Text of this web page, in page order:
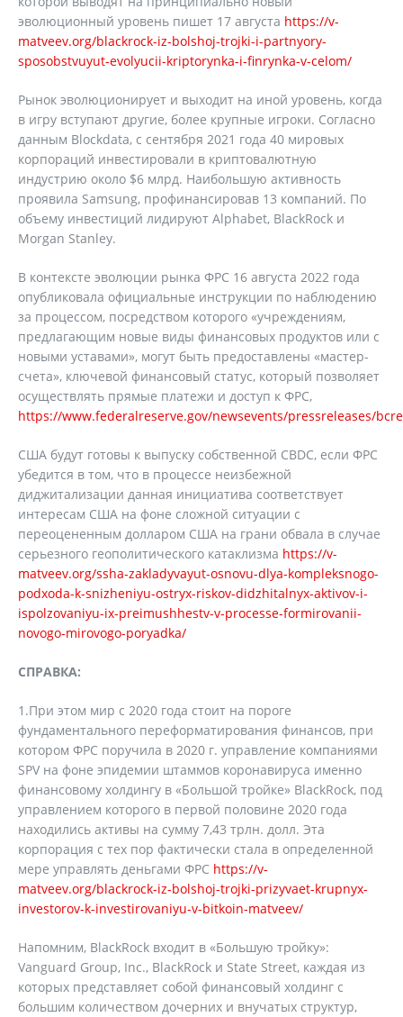
эволюционный уровень пишет 17 августа https://v-
matveev.org/blackrock-iz-bolshoj-trojki-i-partnyory-
sposobstvuyut-evolyucii-kriptorynka-i-finrynka-v-celom/
Рынок эволюционирует и выходит на иной уровень, когда
в игру вступают другие, более крупные игроки. Согласно
данным Blockdata, с сентября 2021 года 40 мировых
корпораций инвестировали в криптовалютную
индустрию около $6 млрд. Наибольшую активность
проявила Samsung, профинансировав 13 компаний. По
объему инвестиций лидируют Alphabet, BlackRock и
Morgan Stanley.
В контексте эволюции рынка ФРС 16 августа 2022 года
опубликовала официальные инструкции по наблюдению
за процессом, посредством которого «учреждениям,
предлагающим новые виды финансовых продуктов или с
новыми уставами», могут быть предоставлены «мастер-
счета», ключевой финансовый статус, который позволяет
осуществлять прямые платежи и доступ к ФРС,
https://www.federalreserve.gov/newsevents/pressreleases/
США будут готовы к выпуску собственной CBDC, если ФРС
убедится в том, что в процессе неизбежной
диджитализации данная инициатива соответствует
интересам США на фоне сложной ситуации с
переоцененным долларом США на грани обвала в случае
серьезного геополитического катаклизма https://v-
matveev.org/ssha-zakladyvayut-osnovu-dlya-kompleksnogo-
podxoda-k-snizheniyu-ostryx-riskov-didzhitalnyx-aktivov-i-
ispolzovaniyu-ix-preimushhestv-v-processe-formirovanii-
novogo-mirovogo-poryadka/
СПРАВКА:
1.При этом мир с 2020 года стоит на пороге
фундаментального переформатирования финансов, при
котором ФРС поручила в 2020 г. управление компаниями
SPV на фоне эпидемии штаммов коронавируса именно
финансовому холдингу в «Большой тройке» BlackRock, под
управлением которого в первой половине 2020 года
находились активы на сумму 7,43 трлн. долл. Эта
корпорация с тех пор фактически стала в определенной
мере управлять деньгами ФРС https://v-
matveev.org/blackrock-iz-bolshoj-trojki-prizyvaet-krupnyx-
investorov-k-investirovaniyu-v-bitkoin-matveev/
Напомним, BlackRock входит в «Большую тройку»:
Vanguard Group, Inc., BlackRock и State Street, каждая из
которых представляет собой финансовый холдинг с
большим количеством дочерних и внучатых структур,